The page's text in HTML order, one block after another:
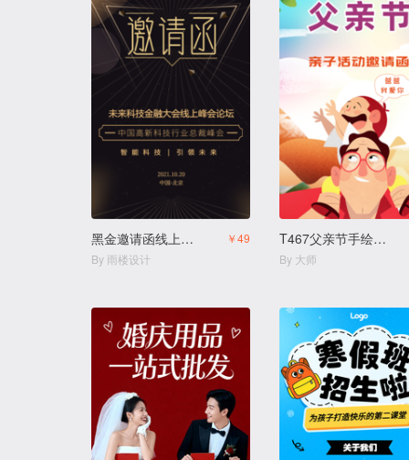
黑金邀请函线上经销商企业商务峰会论坛招商邀请函
￥49
By 雨楼设计
T467父亲节手绘卡通亲子活动邀请函
By 大师